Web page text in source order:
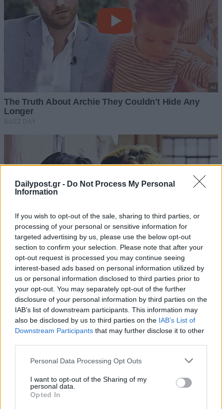
Dailypost.gr - Do Not Process My Personal
Information
If you wish to opt-out of the sale, sharing to third parties, or
processing of your personal or sensitive information for
targeted advertising by us, please use the below opt-out
section to confirm your selection. Please note that after your
opt-out request is processed you may continue seeing
interest-based ads based on personal information utilized by
us or personal information disclosed to third parties prior to
your opt-out. You may separately opt-out of the further
disclosure of your personal information by third parties on the
IAB’s list of downstream participants. This information may
also be disclosed by us to third parties on the IAB’s List of
Downstream Participants that may further disclose it to other
Personal Data Processing Opt Outs
I want to opt-out of the Sharing of my
personal data.
Opted In